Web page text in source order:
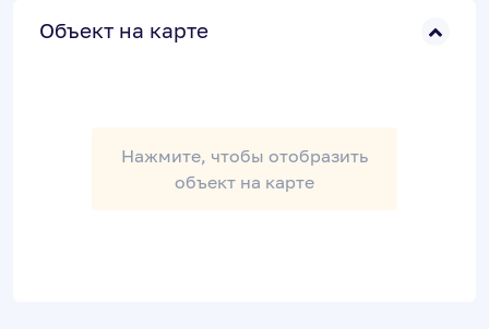
Объект на карте
Нажмите, чтобы отобразить
объект на карте